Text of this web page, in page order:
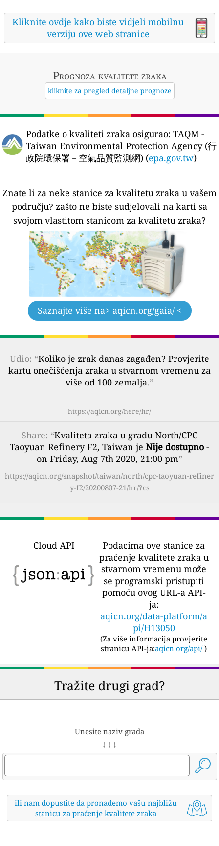
Kliknite ovdje kako biste vidjeli mobilnu
verziju ove web stranice
Prognoza kvalitete zraka
kliknite za pregled detaljne prognoze
Podatke o kvaliteti zraka osigurao: TAQM -
Taiwan Environmental Protection Agency (行
政院環保署－空氣品質監測網) (epa.gov.tw)
Znate li za neke stanice za kvalitetu zraka u vašem
području? zašto ne biste sudjelovali na karti sa
svojom vlastitom stanicom za kvalitetu zraka?
Saznajte više na> aqicn.org/gaia/ <
Udio: “Koliko je zrak danas zagađen? Provjerite
kartu onečišćenja zraka u stvarnom vremenu za
više od 100 zemalja.”
https://aqicn.org/here/hr/
Share: “Kvaliteta zraka u gradu North/CPC
Taoyuan Refinery F2, Taiwan je Nije dostupno-
on Friday, Aug 7th 2020, 21:00 pm”
https://aqicn.org/snapshot/taiwan/north/cpc-taoyuan-refiner
y-f2/20200807-21/hr/?cs
Cloud API
Podacima ove stanice za
praćenje kvalitete zraka u
stvarnom vremenu može
se programski pristupiti
pomoću ovog URL-a API-
ja:
aqicn.org/data-platform/a
pi/H13050
(Za više informacija provjerite
stranicu API-ja:aqicn.org/api/ )
Tražite drugi grad?
Unesite naziv grada
↓ ↓ ↓
ili nam dopustite da pronađemo vašu najbližu
stanicu za praćenje kvalitete zraka